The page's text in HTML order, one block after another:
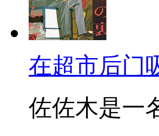
在超市后门
佐佐木是一